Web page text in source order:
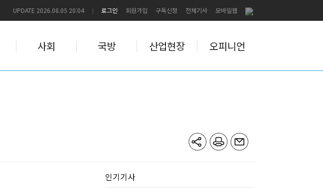
UPDATE 2026.08.05 20:04 로그인 회원가입 구독신청 전체기사 모바일웹
사회 국방 산업현장 오피니언
인기기사